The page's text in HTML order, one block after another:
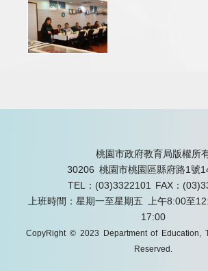
桃園市政府教育局版權所
30206 桃園市桃園區縣府路1號
TEL：(03)3322101
FAX：
上班時間：星期一至星期五 上午8:00至
17:00
CopyRight © 2023 Department of Education,
Reserved.